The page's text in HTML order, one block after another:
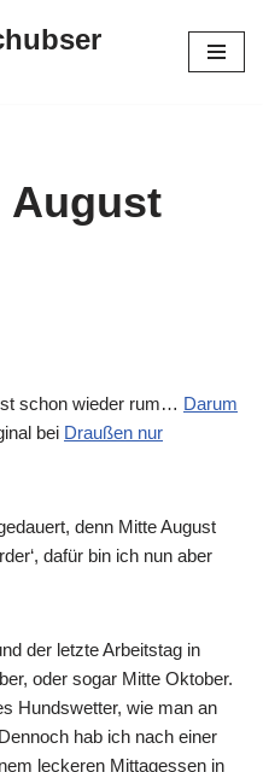
August
schon wieder rum… Darum
bei Draußen nur
denn Mitte August
dafür bin ich nun aber
der letzte Arbeitstag in
oder sogar Mitte Oktober.
Hundswetter, wie man an
hab ich nach einer
leckeren Mittagessen in